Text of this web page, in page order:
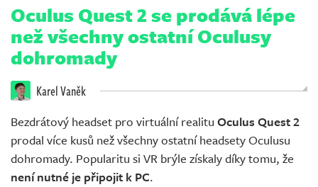
Oculus Quest 2 se prodává lépe
než všechny ostatní Oculusy
dohromady
Karel Vaněk
Bezdrátový headset pro virtuální realitu Oculus Quest 2
prodal více kusů než všechny ostatní headsety Oculusu
dohromady. Popularitu si VR brýle získaly díky tomu, že
není nutné je připojit k PC.